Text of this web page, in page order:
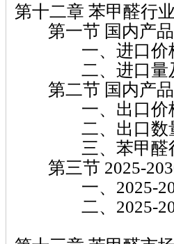
第十二章 苯甲醛行
第一节 国内产品
一、进口价
二、进口量及
第二节 国内产品
一、出口价
二、出口数量
三、苯甲醛行
第三节 2025-
一、2025-2030
二、2025-2030